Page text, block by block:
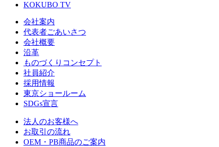
KOKUBO TV
会社案内
代表者ごあいさつ
会社概要
沿革
ものづくりコンセプト
社員紹介
採用情報
東京ショールーム
SDGs宣言
法人のお客様へ
お取引の流れ
OEM・PB商品のご案内